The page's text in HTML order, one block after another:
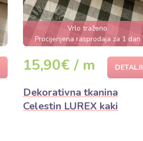
Vrlo traženo
Procijenjena rasprodaja za 1 dan
15,90€ / m DETALJI
Dekorativna tkanina
Celestin LUREX kaki